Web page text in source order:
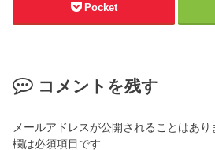
Pocket
コメントを残す
メールアドレスが公開されることはあり
欄は必須項目です